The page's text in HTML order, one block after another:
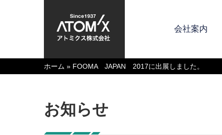
会社案内
ホーム » FOOMA JAPAN 2017に出展しました。
お知らせ